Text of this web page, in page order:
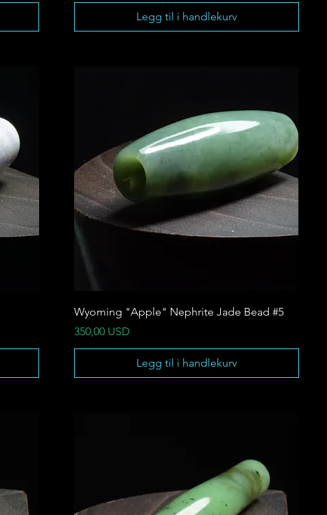
Legg til i handlekurv
Wyoming "Apple" Nephrite Jade Bead #5
Pris
350,00 USD
Legg til i handlekurv